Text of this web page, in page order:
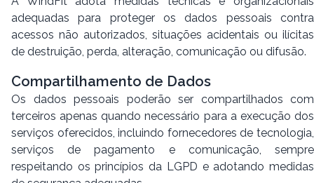
adequadas para proteger os dados pessoais contra
acessos não autorizados, situações acidentais ou ilícitas
de destruição, perda, alteração, comunicação ou difusão.
Compartilhamento de Dados
Os dados pessoais poderão ser compartilhados com
terceiros apenas quando necessário para a execução dos
serviços oferecidos, incluindo fornecedores de tecnologia,
serviços de pagamento e comunicação, sempre
respeitando os princípios da LGPD e adotando medidas